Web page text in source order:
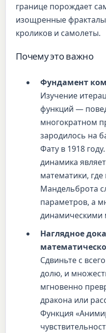
границе порождает
изощренные
кроликов и самолеты.
Почему это важно
Фундамент
Изучение
функций —
многократном
зародилось на
Фату в 1918
динамика
математики,
Мандельброта
параметров, а
динамическими
Наглядное
Сдвиньте c
долю, и
мгновенно
дракона или
Функция